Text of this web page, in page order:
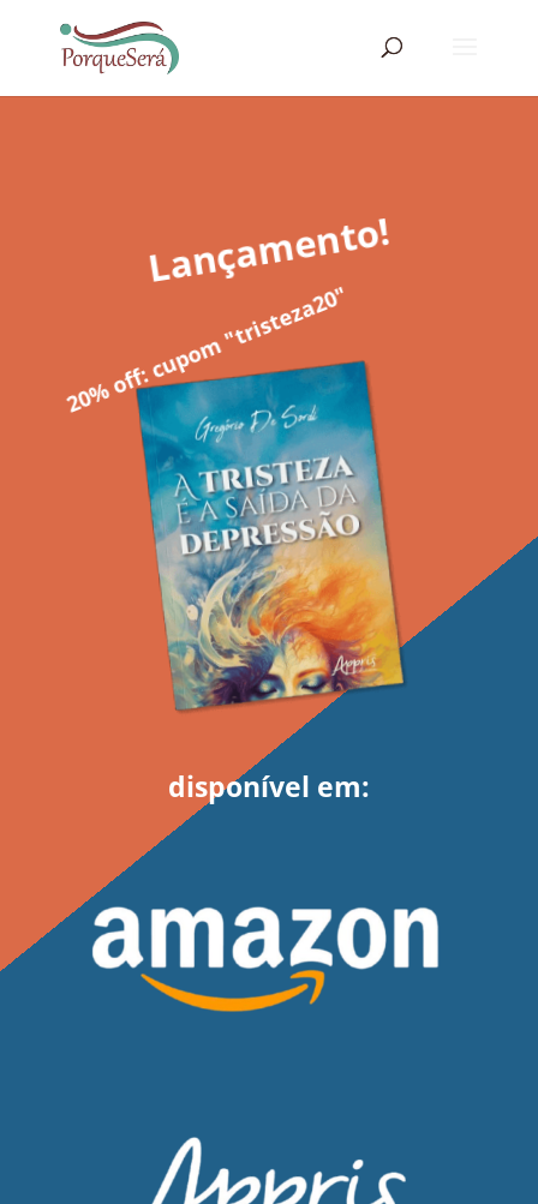
Lançamento!
20% off: cupom "tristeza20"
disponível em: